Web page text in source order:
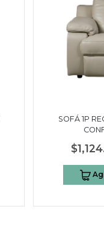
SOFÁ 1P